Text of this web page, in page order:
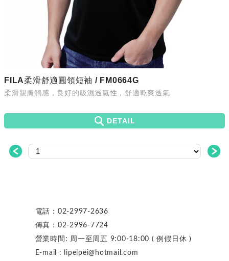
FILA柔滑舒適圓領短袖 / FM0664G
柔滑親膚觸感，良好的吸濕透氣性，舒適乾爽透氣
DETAIL
＜ ＞
電話： 02-2997-2636
傳真： 02-2996-7724
營業時間: 周一至周五 9:00-18:00 ( 例假日休 )
E-mail : lipeipei@hotmail.com